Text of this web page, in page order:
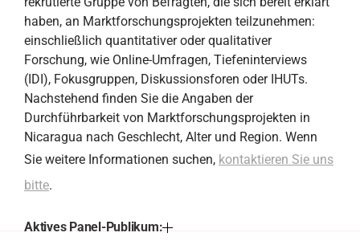
haben, an Marktforschungsprojekten teilzunehmen:
einschließlich quantitativer oder qualitativer
Forschung, wie Online-Umfragen, Tiefeninterviews
(IDI), Fokusgruppen, Diskussionsforen oder IHUTs.
Nachstehend finden Sie die Angaben der
Durchführbarkeit von Marktforschungsprojekten in
Nicaragua nach Geschlecht, Alter und Region. Wenn
Sie weitere Informationen suchen, kontaktieren Sie uns
bitte.
Aktives Panel-Publikum: